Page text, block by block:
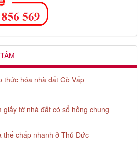
thức hóa nhà đất Gò Vấp
giấy tờ nhà đất có sổ hồng chung
thế chấp nhanh ở Thủ Đức